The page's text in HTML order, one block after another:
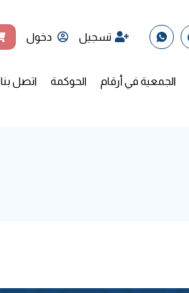
تسجيل دخول
الجمعية في أرقام الحوكمة اتصل بنا